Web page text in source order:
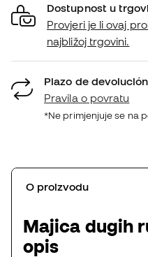
Dostupnost u
Provjeri je li ovaj
najbližoj trgovini.
Plazo de
Pravila o povratu
*Ne primjenjuje se na
O proizvodu
Majica dugih
opis